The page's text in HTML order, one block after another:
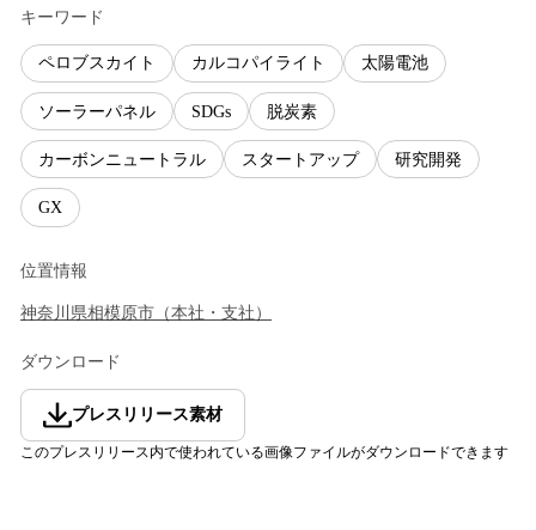
キーワード
ペロブスカイト カルコパイライト 太陽電池
ソーラーパネル SDGs 脱炭素
カーボンニュートラル スタートアップ 研究開発
GX
位置情報
神奈川県相模原市 （本社・支社 ）
ダウンロード
プレスリリース素材
このプレスリリース内で使われている画像ファイルがダウンロードできます